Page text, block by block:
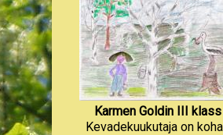
Karmen Goldin III klass
Kevadekuukutaja on